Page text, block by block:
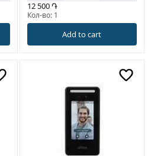
12 500 ֏
Кол-во: 1
Add to cart